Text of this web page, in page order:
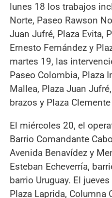
lunes 18 los trabajos
Norte, Paseo Rawson
Juan Jufré, Plaza Evita,
Ernesto Fernández y
martes 19, las
Paseo Colombia, Plaza
Mallea, Plaza Juan
brazos y Plaza
El miércoles 20, el
Barrio Comandante
Avenida Benavídez y
Esteban Echeverría,
barrio Uruguay. El
Plaza Laprida, Columna